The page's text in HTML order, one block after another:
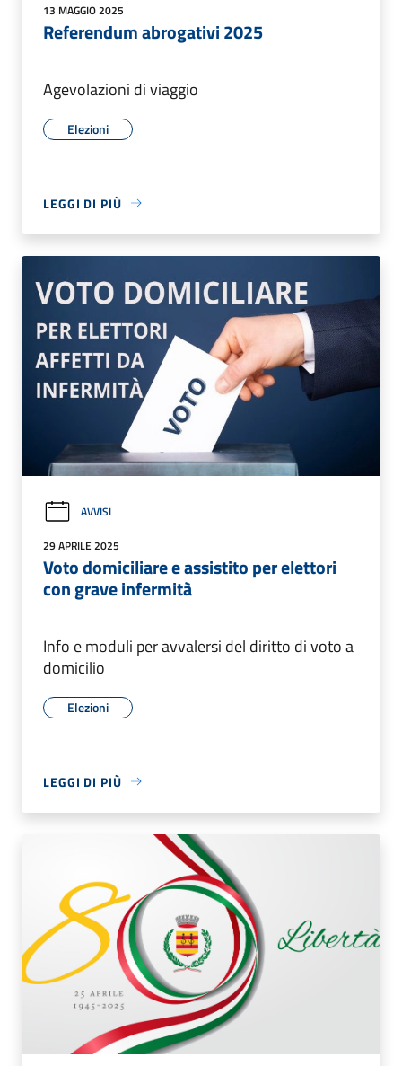
13 MAGGIO 2025
Referendum abrogativi 2025
Agevolazioni di viaggio
Elezioni
LEGGI DI PIÙ
AVVISI
29 APRILE 2025
Voto domiciliare e assistito per elettori
con grave infermità
Info e moduli per avvalersi del diritto di voto a
domicilio
Elezioni
LEGGI DI PIÙ